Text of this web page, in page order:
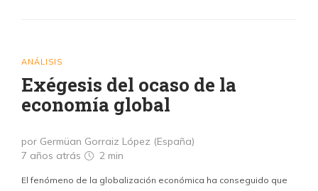
ANÁLISIS
Exégesis del ocaso de la
economía global
por Germüan Gorraiz López (España)
7 años atrás
2 min
El fenómeno de la globalización económica ha conseguido que